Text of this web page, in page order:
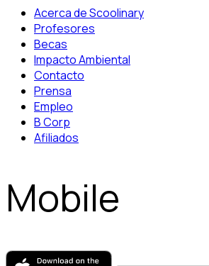
Acerca de Scoolinary
Profesores
Becas
Impacto Ambiental
Contacto
Prensa
Empleo
B Corp
Afiliados
Mobile